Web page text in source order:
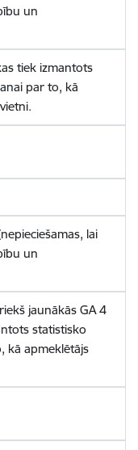
un
tiek izmantots
par to, kā
lai
un
jaunākās GA 4
statistisko
kā apmeklētājs